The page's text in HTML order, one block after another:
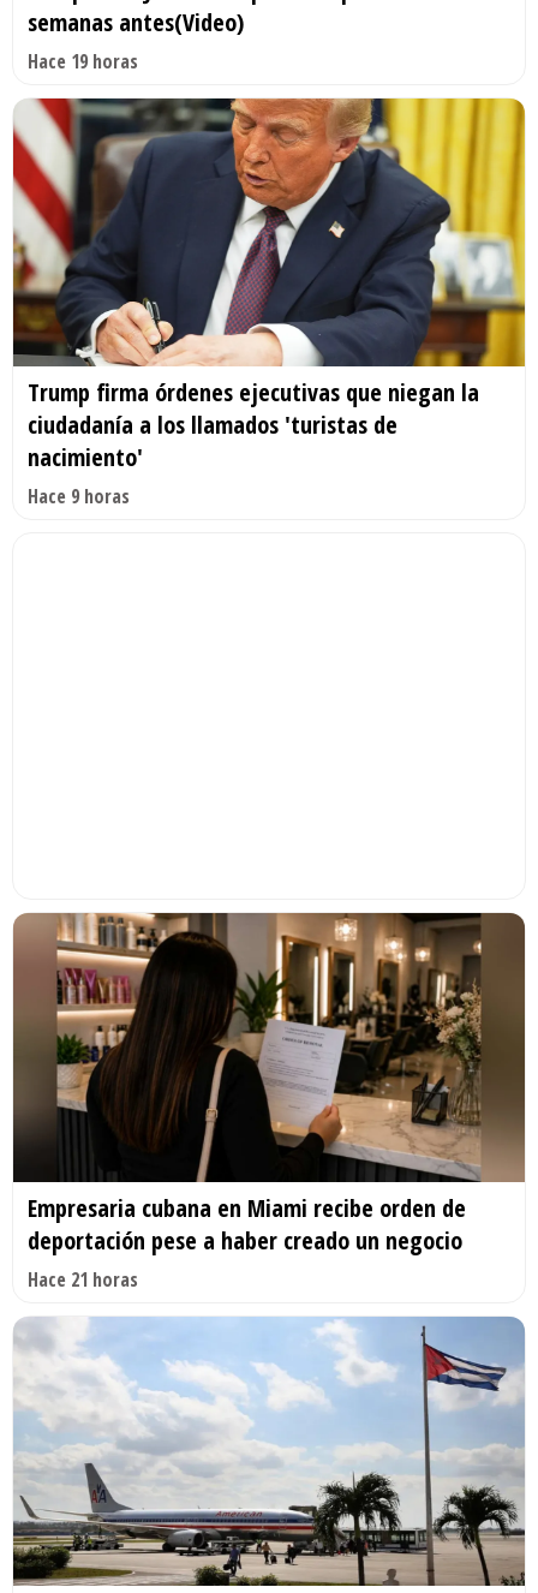
semanas antes(Video)
Hace 19 horas
Trump firma órdenes ejecutivas que niegan la
ciudadanía a los llamados 'turistas de
nacimiento'
Hace 9 horas
Empresaria cubana en Miami recibe orden de
deportación pese a haber creado un negocio
Hace 21 horas